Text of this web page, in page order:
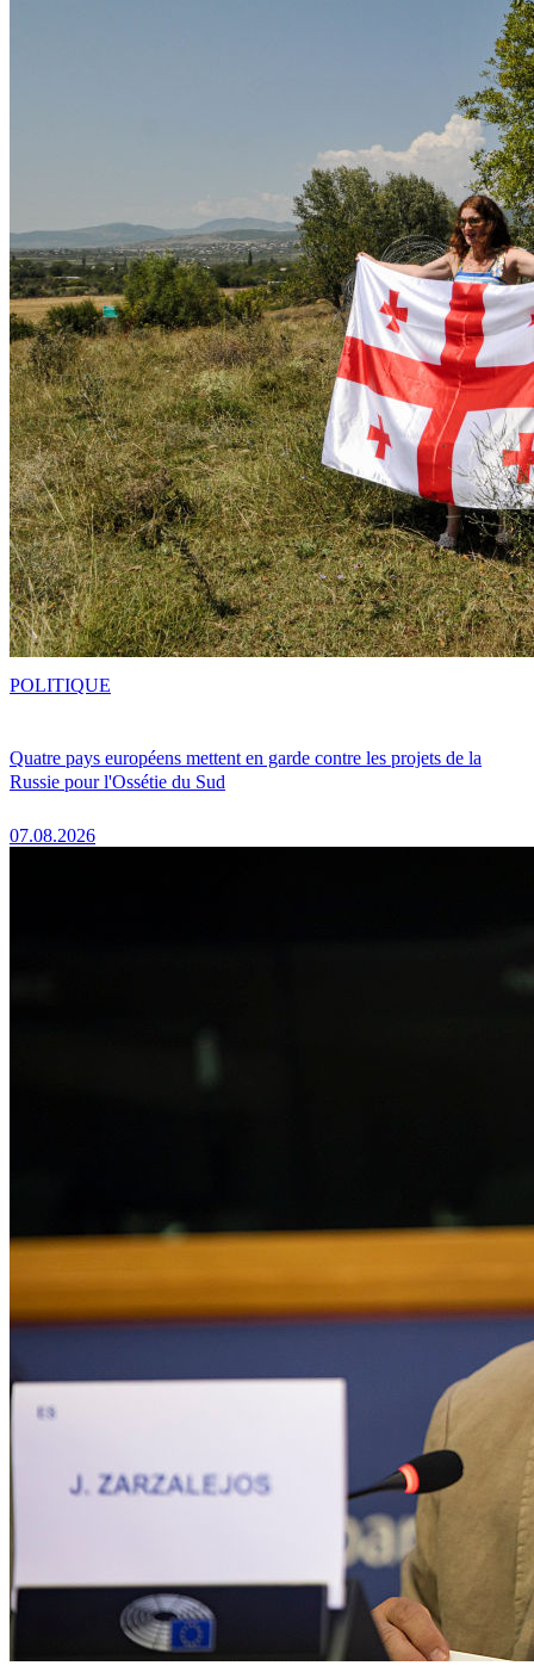
Quatre pays européens mettent en garde contre les projets de la
Russie pour l'Ossétie du Sud
07.08.2026
POLITIQUE